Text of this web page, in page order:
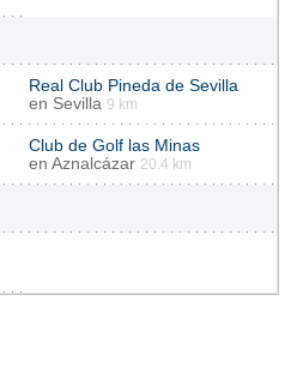
Real Club Pineda de Sevilla
en Sevilla 9 km
Club de Golf las Minas
en Aznalcázar 20.4 km